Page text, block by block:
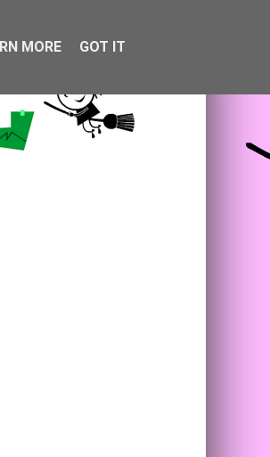
MORE GOT IT